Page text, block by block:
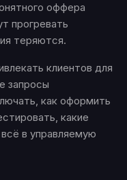
оффера
прогревать
теряются.
клиентов для
запросы
как оформить
какие
в управляемую